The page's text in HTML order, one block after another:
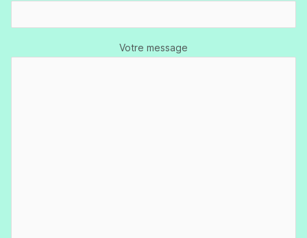
Votre message